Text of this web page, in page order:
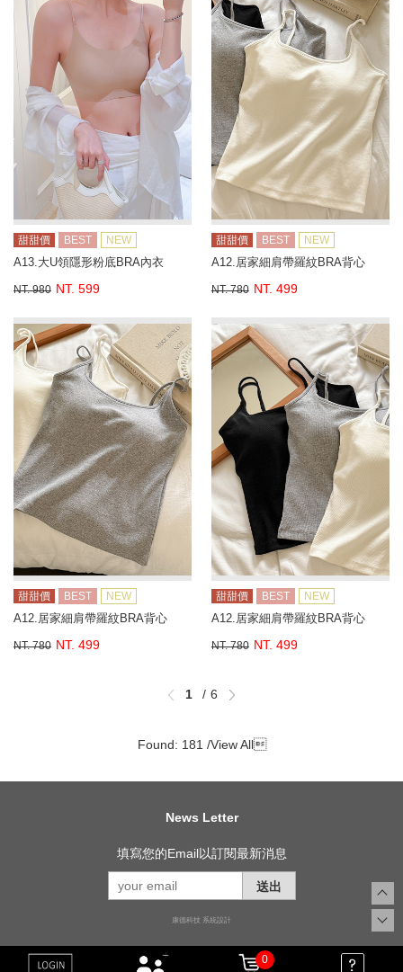
甜甜價 BEST NEW
A13.大U領隱形粉底BRA內衣
NT. 980 NT. 599
甜甜價 BEST NEW
A12.居家細肩帶羅紋BRA背心
NT. 780 NT. 499
甜甜價 BEST NEW
A12.居家細肩帶羅紋BRA背心
NT. 780 NT. 499
甜甜價 BEST NEW
A12.居家細肩帶羅紋BRA背心
NT. 780 NT. 499
1 6
Found: 181 /View All
News Letter
填寫您的Email以訂閱最新消息
送出
康德科技 系統設計
0